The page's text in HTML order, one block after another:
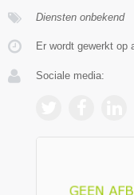
Diensten onbekend
Er wordt gewerkt op
Sociale media: